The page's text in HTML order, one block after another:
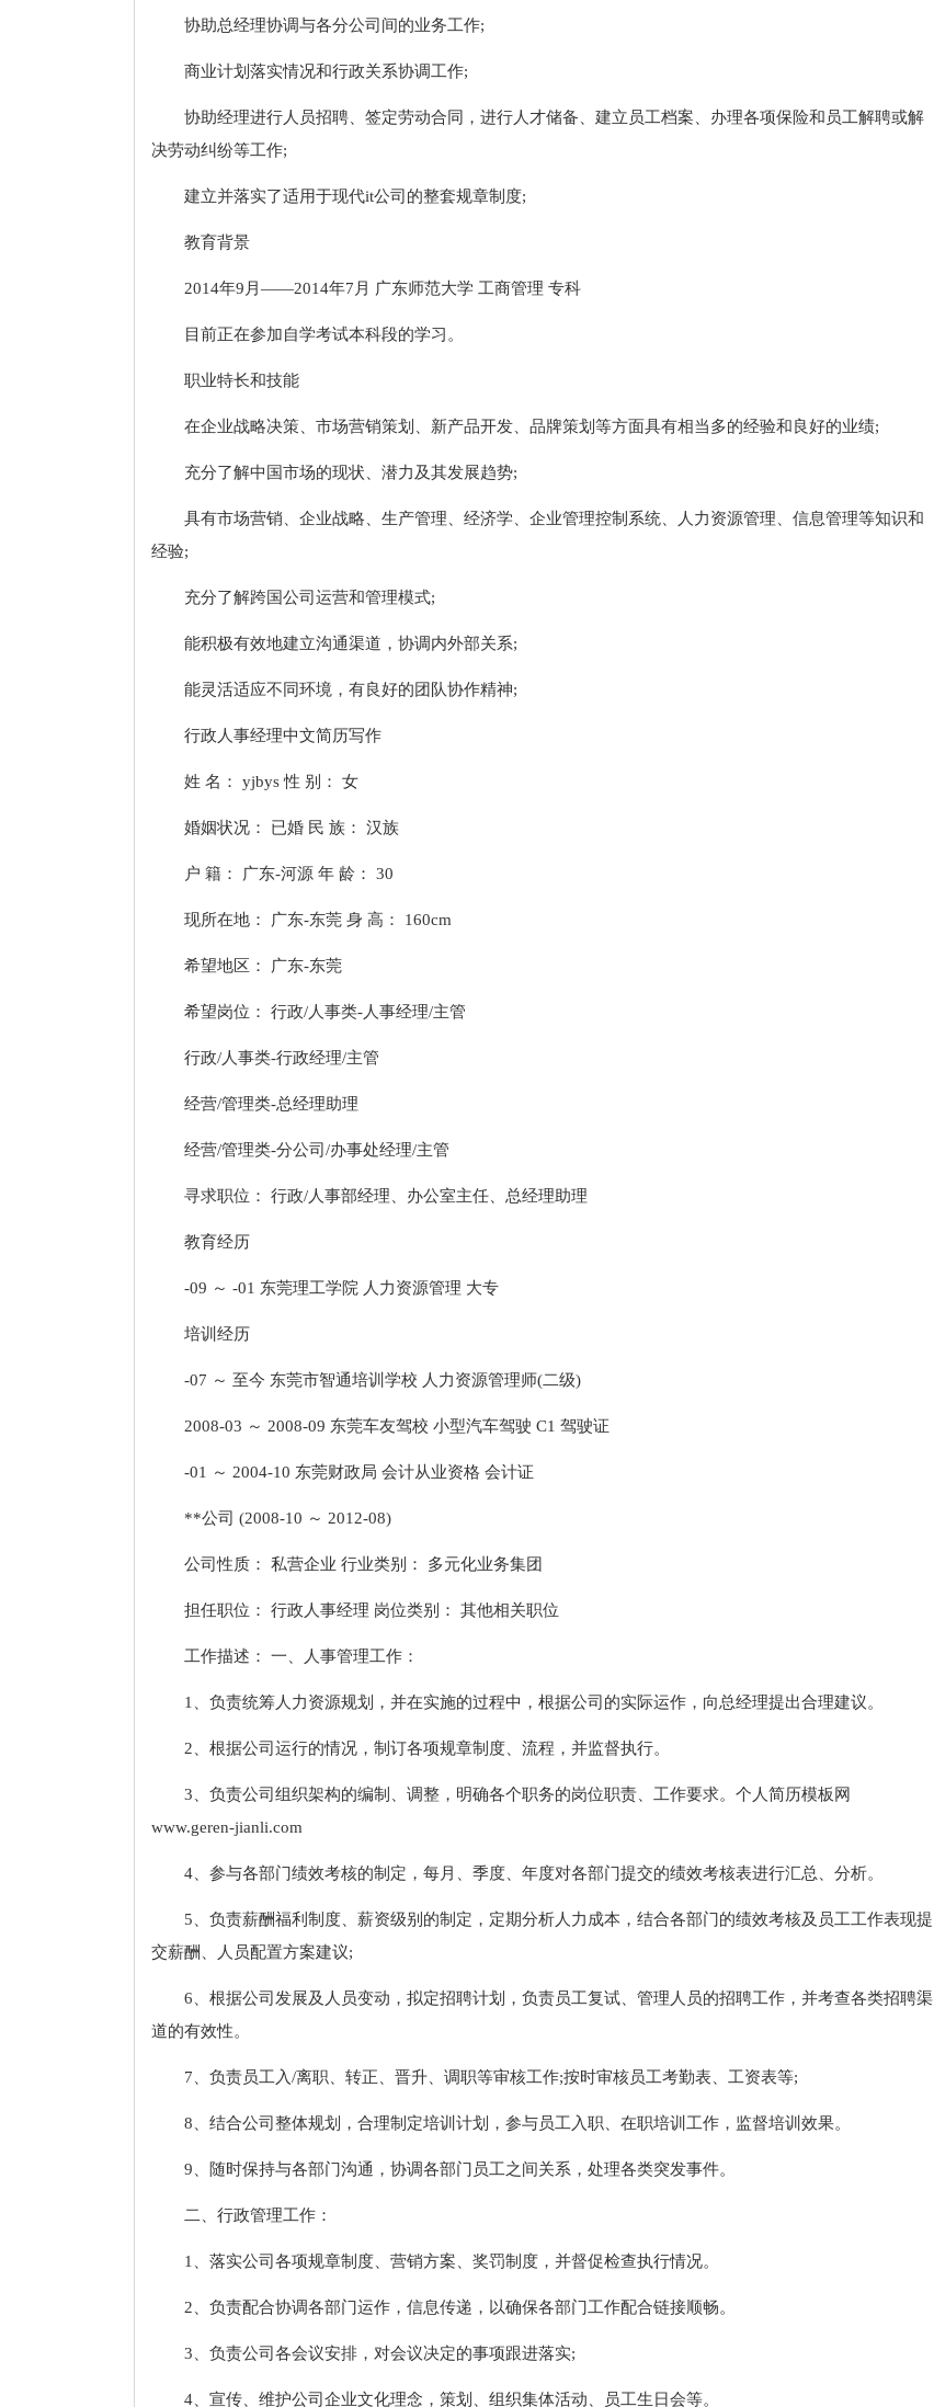
协助总经理协调与各分公司间的业务工作;
商业计划落实情况和行政关系协调工作;
协助经理进行人员招聘、签定劳动合同，进行人才储备、建立员工档案、办理各项保险和员工解聘或解
决劳动纠纷等工作;
建立并落实了适用于现代it公司的整套规章制度;
教育背景
2014年9月——2014年7月 广东师范大学 工商管理 专科
目前正在参加自学考试本科段的学习。
职业特长和技能
在企业战略决策、市场营销策划、新产品开发、品牌策划等方面具有相当多的经验和良好的业绩;
充分了解中国市场的现状、潜力及其发展趋势;
具有市场营销、企业战略、生产管理、经济学、企业管理控制系统、人力资源管理、信息管理等知识和
经验;
充分了解跨国公司运营和管理模式;
能积极有效地建立沟通渠道，协调内外部关系;
能灵活适应不同环境，有良好的团队协作精神;
行政人事经理中文简历写作
姓 名： yjbys 性 别： 女
婚姻状况： 已婚 民 族： 汉族
户 籍： 广东-河源 年 龄： 30
现所在地： 广东-东莞 身 高： 160cm
希望地区： 广东-东莞
希望岗位： 行政/人事类-人事经理/主管
行政/人事类-行政经理/主管
经营/管理类-总经理助理
经营/管理类-分公司/办事处经理/主管
寻求职位： 行政/人事部经理、办公室主任、总经理助理
教育经历
-09 ～ -01 东莞理工学院 人力资源管理 大专
培训经历
-07 ～ 至今 东莞市智通培训学校 人力资源管理师(二级)
2008-03 ～ 2008-09 东莞车友驾校 小型汽车驾驶 C1 驾驶证
-01 ～ 2004-10 东莞财政局 会计从业资格 会计证
**公司 (2008-10 ～ 2012-08)
公司性质： 私营企业 行业类别： 多元化业务集团
担任职位： 行政人事经理 岗位类别： 其他相关职位
工作描述： 一、人事管理工作：
1、负责统筹人力资源规划，并在实施的过程中，根据公司的实际运作，向总经理提出合理建议。
2、根据公司运行的情况，制订各项规章制度、流程，并监督执行。
3、负责公司组织架构的编制、调整，明确各个职务的岗位职责、工作要求。个人简历模板网
www.geren-jianli.com
4、参与各部门绩效考核的制定，每月、季度、年度对各部门提交的绩效考核表进行汇总、分析。
5、负责薪酬福利制度、薪资级别的制定，定期分析人力成本，结合各部门的绩效考核及员工工作表现提
交薪酬、人员配置方案建议;
6、根据公司发展及人员变动，拟定招聘计划，负责员工复试、管理人员的招聘工作，并考查各类招聘渠
道的有效性。
7、负责员工入/离职、转正、晋升、调职等审核工作;按时审核员工考勤表、工资表等;
8、结合公司整体规划，合理制定培训计划，参与员工入职、在职培训工作，监督培训效果。
9、随时保持与各部门沟通，协调各部门员工之间关系，处理各类突发事件。
二、行政管理工作：
1、落实公司各项规章制度、营销方案、奖罚制度，并督促检查执行情况。
2、负责配合协调各部门运作，信息传递，以确保各部门工作配合链接顺畅。
3、负责公司各会议安排，对会议决定的事项跟进落实;
4、宣传、维护公司企业文化理念，策划、组织集体活动、员工生日会等。